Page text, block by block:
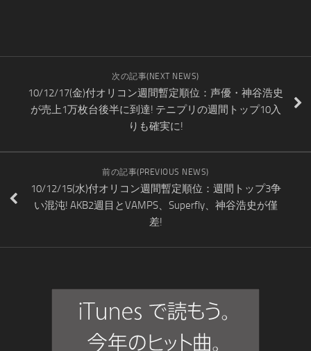
次の記事(NEXT NEWS)
10/12/17(金)付オリコン週間暫定順位：声優・神谷浩史
が売上1万枚台後半に到達! テニプリの週間トップ10入
りも確実に!
前の記事(PREVIOUS NEWS)
10/12/15(水)付オリコン週間暫定順位：週間トップ3争
い混沌! AKB2週目とVAMPS、Superfly、神谷浩史が僅
差!